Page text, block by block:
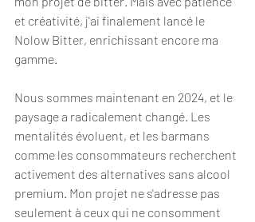
et créativité, j'ai finalement lancé le
Nolow Bitter, enrichissant encore ma
gamme.
Nous sommes maintenant en 2024, et le
paysage a radicalement changé. Les
mentalités évoluent, et les barmans
comme les consommateurs recherchent
activement des alternatives sans alcool
premium. Mon projet ne s'adresse pas
seulement à ceux qui ne consomment